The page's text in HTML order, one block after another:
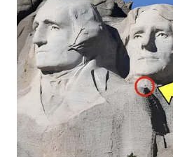
SURABAYA
WN
NATUNA
WN
BINTAN